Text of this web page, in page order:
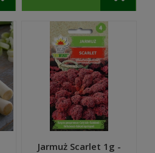
Jarmuż Scarlet 1g -